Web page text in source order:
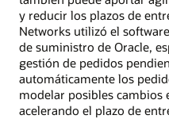
y reducir los plazos de
Networks utilizó el
de suministro de Oracle,
gestión de pedidos
automáticamente los
modelar posibles cambios
acelerando el plazo de